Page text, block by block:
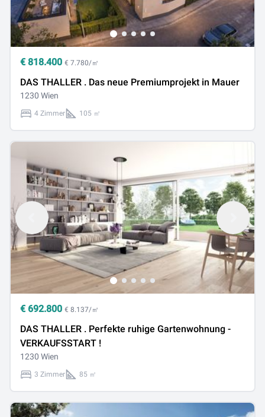
€ 818.400 € 7.780/㎡
DAS THALLER . Das neue Premiumprojekt in Mauer
1230 Wien
4 Zimmer 105 ㎡
€ 692.800 € 8.137/㎡
DAS THALLER . Perfekte ruhige Gartenwohnung -
VERKAUFSSTART !
1230 Wien
3 Zimmer 85 ㎡